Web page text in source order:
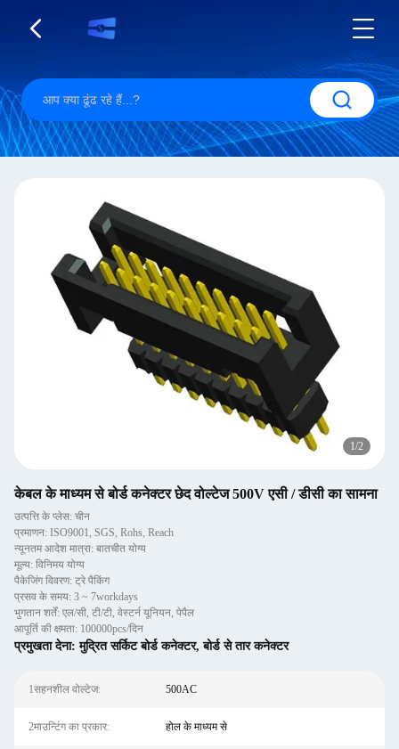
1/2
केबल के माध्यम से बोर्ड कनेक्टर छेद वोल्टेज 500V एसी / डीसी का सामना
उत्पत्ति के प्लेस: चीन
प्रमाणन: ISO9001, SGS, Rohs, Reach
न्यूनतम आदेश मात्रा: बातचीत योग्य
मूल्य: विनिमय योग्य
पैकेजिंग विवरण: ट्रे पैकिंग
प्रसव के समय: 3 ~ 7workdays
भुगतान शर्तें: एल/सी, टी/टी, वेस्टर्न यूनियन, पेपैल
आपूर्ति की क्षमता: 100000pcs/दिन
प्रमुखता देना:मुद्रित सर्किट बोर्ड कनेक्टर,बोर्ड से तार कनेक्टर
1सहनशील वोल्टेज: 500AC
2माउन्टिंग का प्रकार: होल के माध्यम से